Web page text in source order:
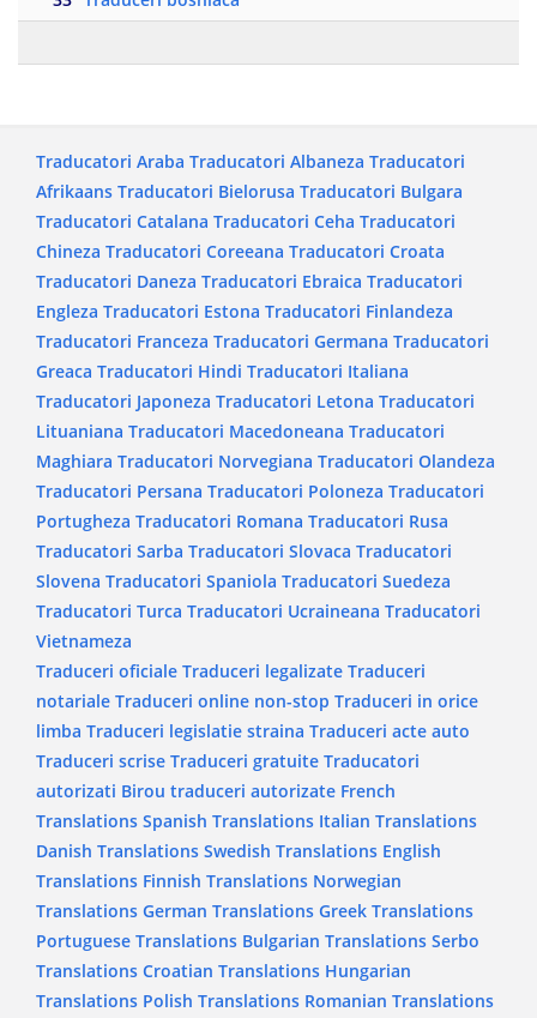
Traducatori Araba Traducatori Albaneza Traducatori
Afrikaans Traducatori Bielorusa Traducatori Bulgara
Traducatori Catalana Traducatori Ceha Traducatori
Chineza Traducatori Coreeana Traducatori Croata
Traducatori Daneza Traducatori Ebraica Traducatori
Engleza Traducatori Estona Traducatori Finlandeza
Traducatori Franceza Traducatori Germana Traducatori
Greaca Traducatori Hindi Traducatori Italiana
Traducatori Japoneza Traducatori Letona Traducatori
Lituaniana Traducatori Macedoneana Traducatori
Maghiara Traducatori Norvegiana Traducatori Olandeza
Traducatori Persana Traducatori Poloneza Traducatori
Portugheza Traducatori Romana Traducatori Rusa
Traducatori Sarba Traducatori Slovaca Traducatori
Slovena Traducatori Spaniola Traducatori Suedeza
Traducatori Turca Traducatori Ucraineana Traducatori
Vietnameza
Traduceri oficiale Traduceri legalizate Traduceri
notariale Traduceri online non-stop Traduceri in orice
limba Traduceri legislatie straina Traduceri acte auto
Traduceri scrise Traduceri gratuite Traducatori
autorizati Birou traduceri autorizate French
Translations Spanish Translations Italian Translations
Danish Translations Swedish Translations English
Translations Finnish Translations Norwegian
Translations German Translations Greek Translations
Portuguese Translations Bulgarian Translations Serbo
Translations Croatian Translations Hungarian
Translations Polish Translations Romanian Translations